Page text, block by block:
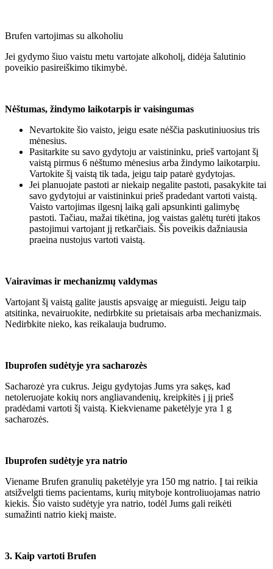
Brufen vartojimas su alkoholiu
Jei gydymo šiuo vaistu metu vartojate alkoholį, didėja šalutinio
poveikio pasireiškimo tikimybė.
Nėštumas, žindymo laikotarpis ir vaisingumas
Nevartokite šio vaisto, jeigu esate nėščia paskutiniuosius tris
mėnesius.
Pasitarkite su savo gydytoju ar vaistininku, prieš vartojant šį
vaistą pirmus 6 nėštumo mėnesius arba žindymo laikotarpiu.
Vartokite šį vaistą tik tada, jeigu taip patarė gydytojas.
Jei planuojate pastoti ar niekaip negalite pastoti, pasakykite tai
savo gydytojui ar vaistininkui prieš pradedant vartoti vaistą.
Vaisto vartojimas ilgesnį laiką gali apsunkinti galimybę
pastoti. Tačiau, mažai tikėtina, jog vaistas galėtų turėti įtakos
pastojimui vartojant jį retkarčiais. Šis poveikis dažniausia
praeina nustojus vartoti vaistą.
Vairavimas ir mechanizmų valdymas
Vartojant šį vaistą galite jaustis apsvaigę ar mieguisti. Jeigu taip
atsitinka, nevairuokite, nedirbkite su prietaisais arba mechanizmais.
Nedirbkite nieko, kas reikalauja budrumo.
Ibuprofen sudėtyje yra sacharozės
Sacharozė yra cukrus. Jeigu gydytojas Jums yra sakęs, kad
netoleruojate kokių nors angliavandenių, kreipkitės į jį prieš
pradėdami vartoti šį vaistą. Kiekviename paketėlyje yra 1 g
sacharozės.
Ibuprofen sudėtyje yra natrio
Viename Brufen granulių paketėlyje yra 150 mg natrio. Į tai reikia
atsižvelgti tiems pacientams, kurių mityboje kontroliuojamas natrio
kiekis. Šio vaisto sudėtyje yra natrio, todėl Jums gali reikėti
sumažinti natrio kiekį maiste.
3. Kaip vartoti Brufen